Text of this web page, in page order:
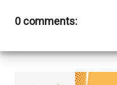
0 comments: